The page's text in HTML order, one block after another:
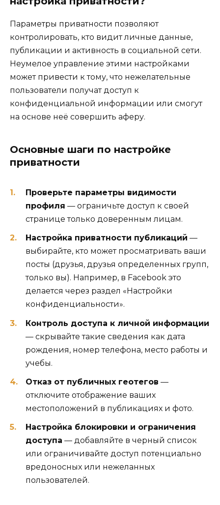
Параметры приватности позволяют
контролировать, кто видит личные данные,
публикации и активность в социальной сети.
Неумелое управление этими настройками
может привести к тому, что нежелательные
пользователи получат доступ к
конфиденциальной информации или смогут
на основе неё совершить аферу.
Основные шаги по настройке
приватности
Проверьте параметры видимости
профиля — ограничьте доступ к своей
странице только доверенным лицам.
Настройка приватности публикаций —
выбирайте, кто может просматривать ваши
посты (друзья, друзья определенных групп,
только вы). Например, в Facebook это
делается через раздел «Настройки
конфиденциальности».
Контроль доступа к личной информации
— скрывайте такие сведения как дата
рождения, номер телефона, место работы и
учебы.
Отказ от публичных геотегов —
отключите отображение ваших
местоположений в публикациях и фото.
Настройка блокировки и ограничения
доступа — добавляйте в черный список
или ограничивайте доступ потенциально
вредоносных или нежеланных
пользователей.